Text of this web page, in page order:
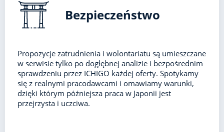
Bezpieczeństwo
Propozycje zatrudnienia i wolontariatu są umieszczane
w serwisie tylko po dogłębnej analizie i bezpośrednim
sprawdzeniu przez ICHIGO każdej oferty. Spotykamy
się z realnymi pracodawcami i omawiamy warunki,
dzięki którym późniejsza praca w Japonii jest
przejrzysta i uczciwa.